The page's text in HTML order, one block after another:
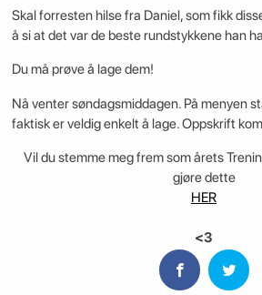
Skal forresten hilse fra Daniel, som fikk
å si at det var de beste rundstykkene han
Du må prøve å lage dem!
Nå venter søndagsmiddagen. På menyen
faktisk er veldig enkelt å lage. Oppskrift
Vil du stemme meg frem som årets
gjøre dette
HER
<3